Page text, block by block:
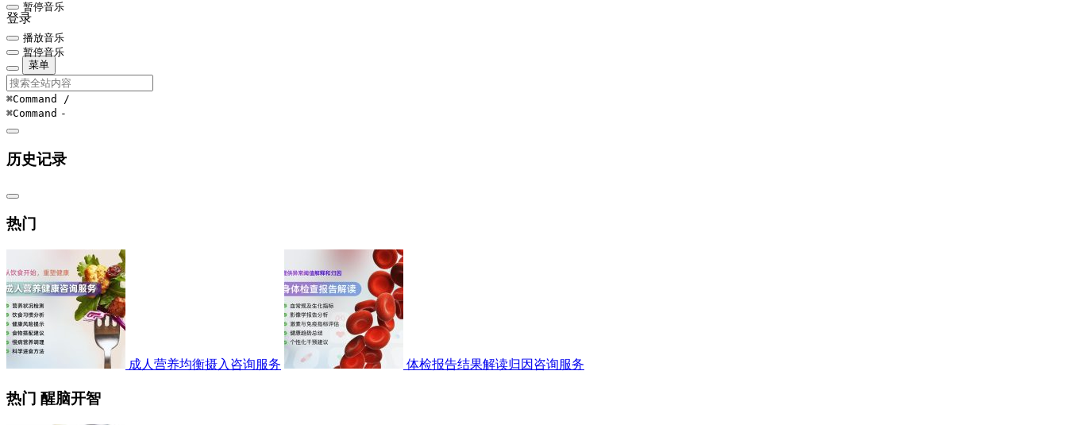
暂停音乐
登录
播放音乐
暂停音乐
菜单
⌘Command /
⌘Command -
历史记录
热门
成人营养均衡摄入咨询服务 体检报告结果解读归因咨询服务
热门 醒脑开智